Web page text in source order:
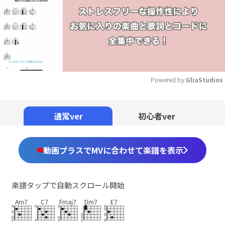
Powered by GliaStudios
通常ver 初心者ver
動画プラスでMVに合わせて楽譜を表示
楽譜タップで自動スクロール開始
Am7 C7 Fmaj7 Dm7 E7